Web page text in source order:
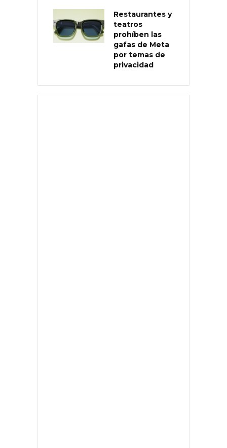
Restaurantes y
teatros
prohíben las
gafas de Meta
por temas de
privacidad